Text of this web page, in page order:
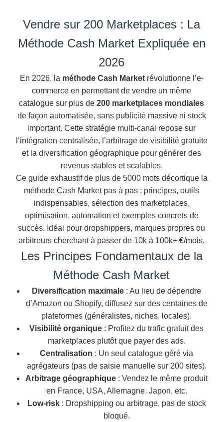
Vendre sur 200 Marketplaces : La
Méthode Cash Market Expliquée en
2026
En 2026, la méthode Cash Marketrévolutionne l’e-
commerce en permettant de vendre un même
catalogue sur plus de 200 marketplaces mondiales
de façon automatisée, sans publicité massive ni stock
important. Cette stratégie multi-canal repose sur
l’intégration centralisée, l’arbitrage de visibilité gratuite
et la diversification géographique pour générer des
revenus stables et scalables.
Ce guide exhaustif de plus de 5000 mots décortique la
méthode Cash Market pas à pas : principes, outils
indispensables, sélection des marketplaces,
optimisation, automation et exemples concrets de
succès. Idéal pour dropshippers, marques propres ou
arbitreurs cherchant à passer de 10k à 100k+ €/mois.
Les Principes Fondamentaux de la
Méthode Cash Market
Diversification maximale : Au lieu de dépendre
d’Amazon ou Shopify, diffusez sur des centaines de
plateformes (généralistes, niches, locales).
Visibilité organique : Profitez du trafic gratuit des
marketplaces plutôt que payer des ads.
Centralisation : Un seul catalogue géré via
agrégateurs (pas de saisie manuelle sur 200 sites).
Arbitrage géographique : Vendez le même produit
en France, USA, Allemagne, Japon, etc.
Low-risk: Dropshipping ou arbitrage, pas de stock
bloqué.